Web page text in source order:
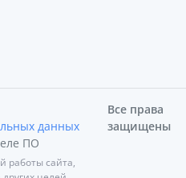
данных
ПО
работы сайта,
Все права
защищены